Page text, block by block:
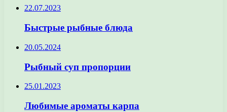
22.07.2023
Быстрые рыбные блюда
20.05.2024
Рыбный суп пропорции
25.01.2023
Любимые ароматы карпа